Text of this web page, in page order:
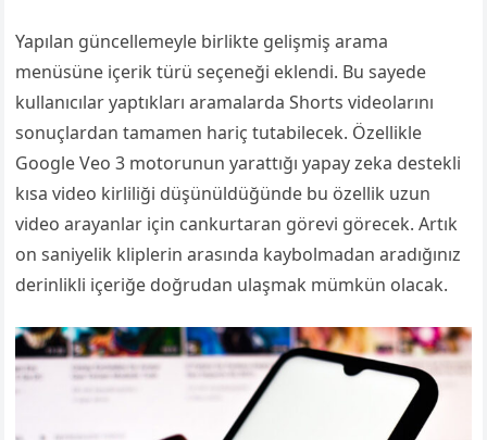
Yapılan güncellemeyle birlikte gelişmiş arama
menüsüne içerik türü seçeneği eklendi. Bu sayede
kullanıcılar yaptıkları aramalarda Shorts videolarını
sonuçlardan tamamen hariç tutabilecek. Özellikle
Google Veo 3 motorunun yarattığı yapay zeka destekli
kısa video kirliliği düşünüldüğünde bu özellik uzun
video arayanlar için cankurtaran görevi görecek. Artık
on saniyelik kliplerin arasında kaybolmadan aradığınız
derinlikli içeriğe doğrudan ulaşmak mümkün olacak.